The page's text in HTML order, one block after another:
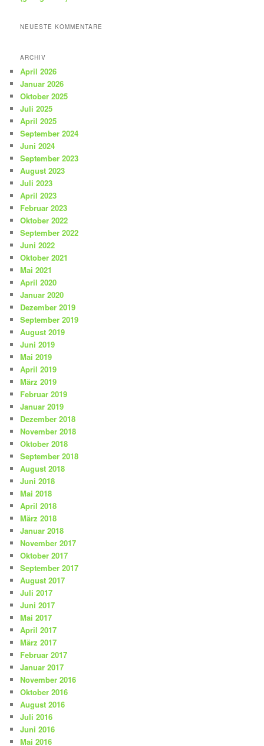
NEUESTE KOMMENTARE
ARCHIV
April 2026
Januar 2026
Oktober 2025
Juli 2025
April 2025
September 2024
Juni 2024
September 2023
August 2023
Juli 2023
April 2023
Februar 2023
Oktober 2022
September 2022
Juni 2022
Oktober 2021
Mai 2021
April 2020
Januar 2020
Dezember 2019
September 2019
August 2019
Juni 2019
Mai 2019
April 2019
März 2019
Februar 2019
Januar 2019
Dezember 2018
November 2018
Oktober 2018
September 2018
August 2018
Juni 2018
Mai 2018
April 2018
März 2018
Januar 2018
November 2017
Oktober 2017
September 2017
August 2017
Juli 2017
Juni 2017
Mai 2017
April 2017
März 2017
Februar 2017
Januar 2017
November 2016
Oktober 2016
August 2016
Juli 2016
Juni 2016
Mai 2016